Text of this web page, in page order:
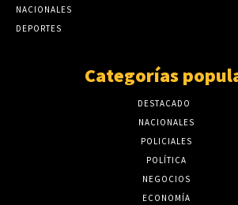
NACIONALES
DEPORTES
Categorías
DESTACADO
NACIONALES
POLICIALES
POLÍTICA
NEGOCIOS
ECONOMÍA